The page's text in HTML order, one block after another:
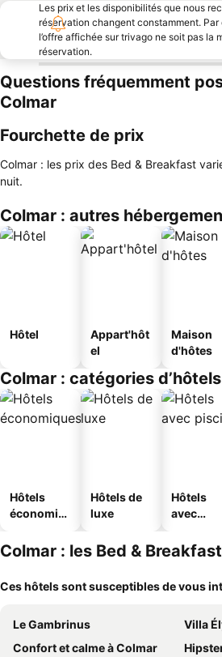
Les prix et les disponibilités que nous
réservation changent constamment.
l’offre affichée sur trivago ne soit pas la
réservation.
Questions fréquemment
Colmar
Fourchette de prix
Colmar : les prix des Bed & Breakfast
nuit.
Colmar : autres
Hôtel
Appart'hôt
el
Maison
d'hôtes
Colmar : catégories
Hôtels
économiq
Hôtels de
luxe
Hôtels
avec
Colmar : les Bed &
Ces hôtels sont susceptibles de vous
Le Gambrinus
Villa
Confort et calme à Colmar